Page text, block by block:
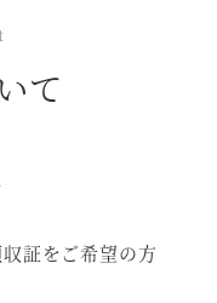
て
証をご希望の方